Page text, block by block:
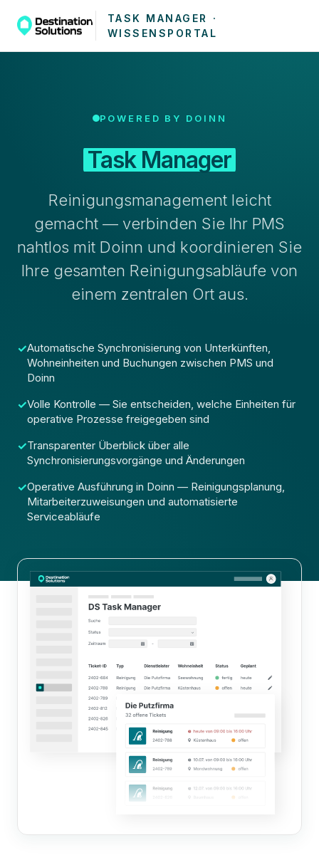
TASK MANAGER ·
WISSENSPORTAL
POWERED BY DOINN
Task Manager
Reinigungsmanagement leicht
gemacht — verbinden Sie Ihr PMS
nahtlos mit Doinn und koordinieren Sie
Ihre gesamten Reinigungsabläufe von
einem zentralen Ort aus.
Automatische Synchronisierung von Unterkünften,
Wohneinheiten und Buchungen zwischen PMS und
Doinn
Volle Kontrolle — Sie entscheiden, welche Einheiten für
operative Prozesse freigegeben sind
Transparenter Überblick über alle
Synchronisierungsvorgänge und Änderungen
Operative Ausführung in Doinn — Reinigungsplanung,
Mitarbeiterzuweisungen und automatisierte
Serviceabläufe